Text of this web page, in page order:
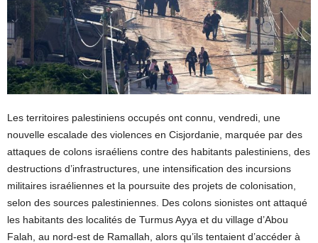
Les territoires palestiniens occupés ont connu, vendredi, une
nouvelle escalade des violences en Cisjordanie, marquée par des
attaques de colons israéliens contre des habitants palestiniens, des
destructions d’infrastructures, une intensification des incursions
militaires israéliennes et la poursuite des projets de colonisation,
selon des sources palestiniennes. Des colons sionistes ont attaqué
les habitants des localités de Turmus Ayya et du village d’Abou
Falah, au nord-est de Ramallah, alors qu’ils tentaient d’accéder à